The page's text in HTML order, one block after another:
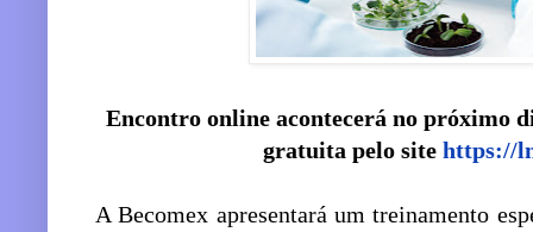
Encontro online acontecerá no próximo
gratuita pelo site https://
A Becomex apresentará um treinamento